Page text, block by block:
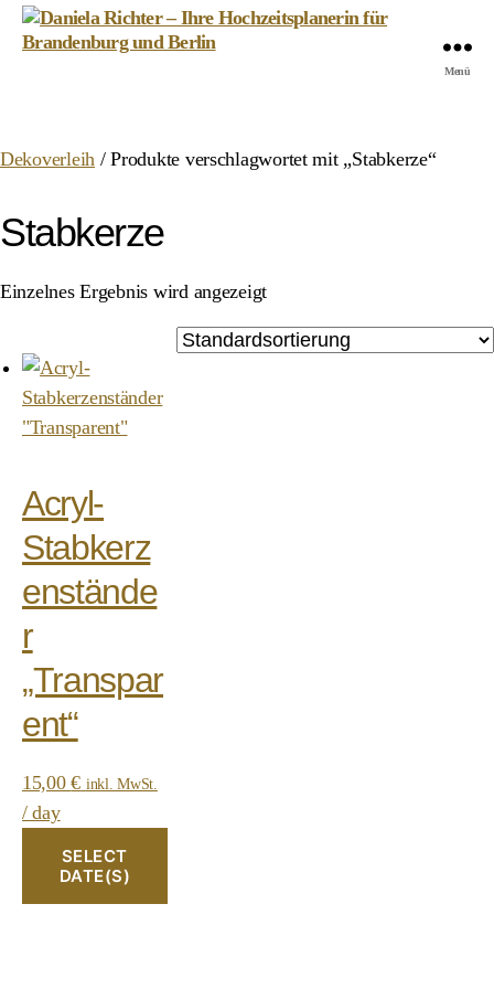
Hochzeitsplanerin
und
Menü
Dekoverleih / Produkte verschlagwortet mit „Stabkerze“
Stabkerze
Einzelnes Ergebnis wird angezeigt
Acryl-
Stabkerz
enstände
r
„Transpar
ent“
15,00€ inkl. MwSt.
/ day
SELECT
DATE(S)